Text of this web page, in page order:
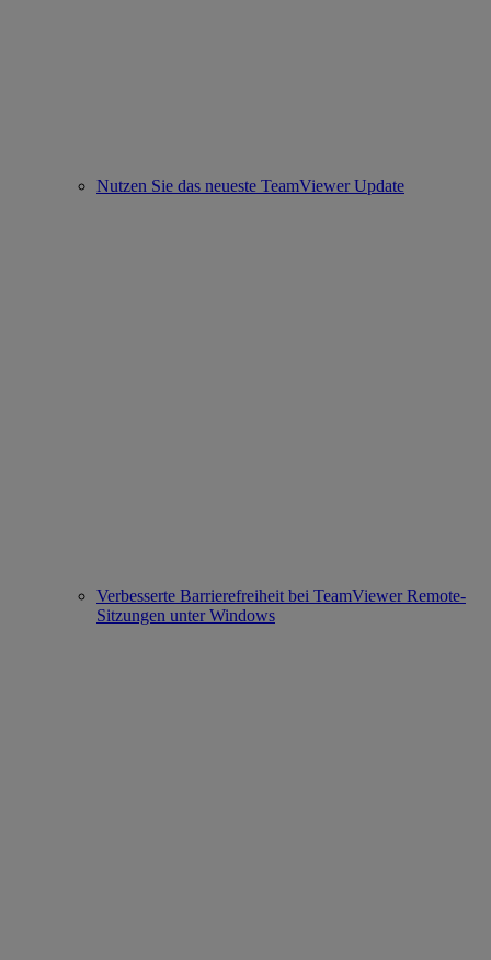
Nutzen Sie das neueste TeamViewer Update
Verbesserte Barrierefreiheit bei TeamViewer Remote-
Sitzungen unter Windows